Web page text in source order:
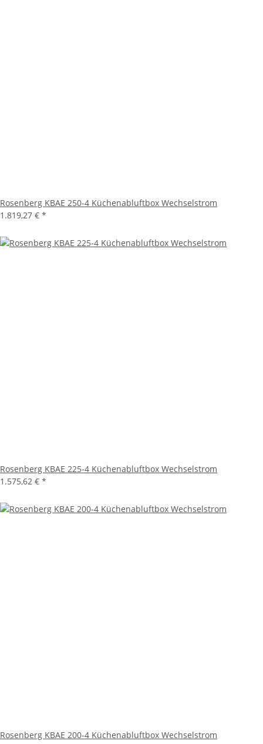
Rosenberg KBAE 250-4 Küchenabluftbox Wechselstrom
1.819,27 € *
Rosenberg KBAE 225-4 Küchenabluftbox Wechselstrom
1.575,62 € *
Rosenberg KBAE 200-4 Küchenabluftbox Wechselstrom